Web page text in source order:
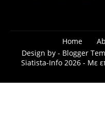
Home
Design by - Blogger
Siatista-Info 2026 - Με